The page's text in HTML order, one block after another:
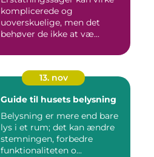
komplicerede og
uoverskuelige, men det
behøver de ikke at væ...
13. nov
Guide til husets belysning
Belysning er mere end bare
lys i et rum; det kan ændre
stemningen, forbedre
funktionaliteten o...